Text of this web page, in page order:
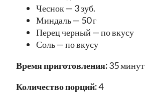
Чеснок — 3 зуб.
Миндаль — 50 г
Перец черный — по вкусу
Соль — по вкусу
Время приготовления:35 минут
Количество порций:4